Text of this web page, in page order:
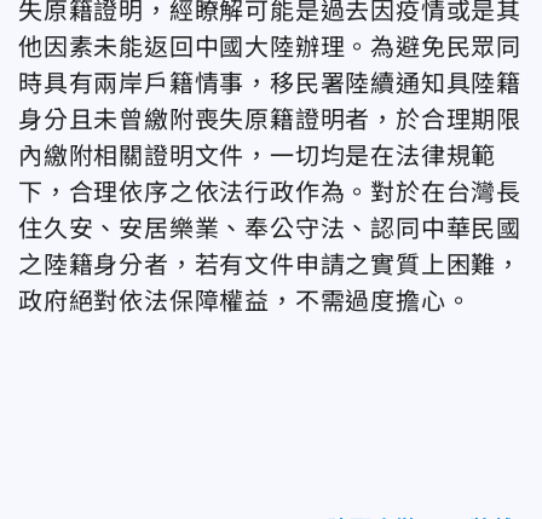
失原籍證明，經瞭解可能是過去因疫情或是其
他因素未能返回中國大陸辦理。為避免民眾同
時具有兩岸戶籍情事，移民署陸續通知具陸籍
身分且未曾繳附喪失原籍證明者，於合理期限
內繳附相關證明文件，一切均是在法律規範
下，合理依序之依法行政作為。 對於在台灣長
住久安、安居樂業、奉公守法、認同中華民國
之陸籍身分者，若有文件申請之實質上困難，
政府絕對依法保障權益，不需過度擔心。